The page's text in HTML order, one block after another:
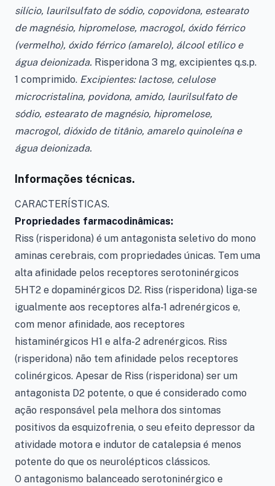
silício, laurilsulfato de sódio, copovidona, estearato
de magnésio, hipromelose, macrogol, óxido férrico
(vermelho), óxido férrico (amarelo), álcool etílico e
água deionizada. Risperidona 3 mg, excipientes q.s.p.
1 comprimido. Excipientes: lactose, celulose
microcristalina, povidona, amido, laurilsulfato de
sódio, estearato de magnésio, hipromelose,
macrogol, dióxido de titânio, amarelo quinoleína e
água deionizada.
Informações técnicas.
CARACTERÍSTICAS.
Propriedades farmacodinâmicas:
Riss (risperidona) é um antagonista seletivo do mono
aminas cerebrais, com propriedades únicas. Tem uma
alta afinidade pelos receptores serotoninérgicos
5HT2 e dopaminérgicos D2. Riss (risperidona) liga-se
igualmente aos receptores alfa-1 adrenérgicos e,
com menor afinidade, aos receptores
histaminérgicos H1 e alfa-2 adrenérgicos. Riss
(risperidona) não tem afinidade pelos receptores
colinérgicos. Apesar de Riss (risperidona) ser um
antagonista D2 potente, o que é considerado como
ação responsável pela melhora dos sintomas
positivos da esquizofrenia, o seu efeito depressor da
atividade motora e indutor de catalepsia é menos
potente do que os neurolépticos clássicos.
O antagonismo balanceado serotoninérgico e